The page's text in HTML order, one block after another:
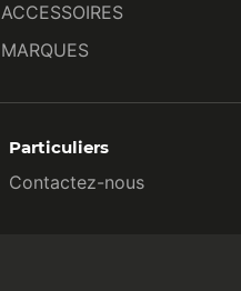
ACCESSOIRES
MARQUES
Particuliers
Contactez-nous